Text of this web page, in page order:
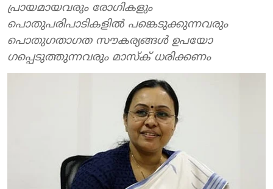
പ്രായമായവരും രോ​ഗികളും
പൊതുപരിപാടികളിൽ പങ്കെടുക്കുന്നവരും
പൊതു​ഗതാ​ഗത ​സൗകര്യങ്ങൾ ഉപയോ​
ഗപ്പെടുത്തുന്നവരും മാസ്ക് ധരിക്കണം